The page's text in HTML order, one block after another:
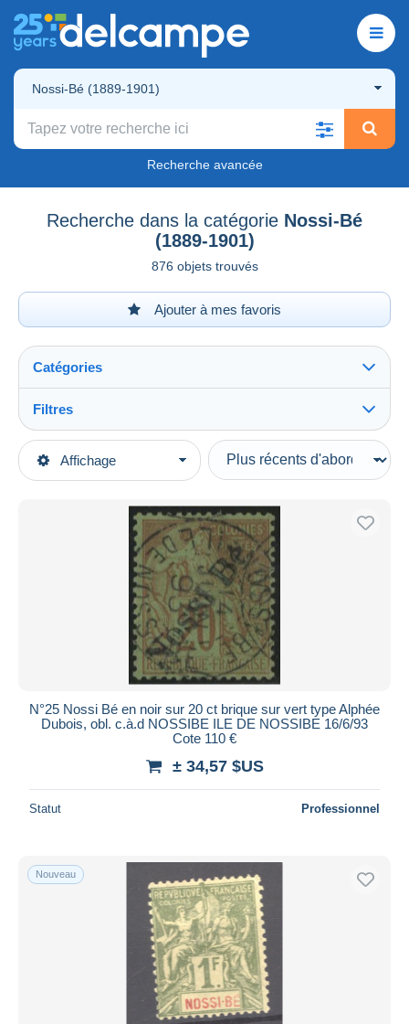
Nossi-Bé (1889-1901)
Recherche avancée
Recherche dans la catégorie Nossi-Bé
(1889-1901)
876 objets trouvés
Ajouter à mes favoris
Affichage
Catégories
Catégories principales
France (ex-colonies & protectorats)
Nossi-Bé (1889-1901)
Lettres & Documents
Autres & non classés
Filtres
Types de vente
En cours
Prix fixes
Enchères avec offres
Enchères sans offres
Maisons de vente
Toutes les durées
depuis
jours
Prix
Livraison gratuite
Méthodes de paiement
Virement bancaire
Mastercard
N°25 Nossi Bé en noir sur 20 ct brique sur vert type Alphée
Dubois, obl. c.à.d NOSSIBE ILE DE NOSSIBE 16/6/93
Cote 110 €
± 34,57 $US
Statut Professionnel
Nouveau